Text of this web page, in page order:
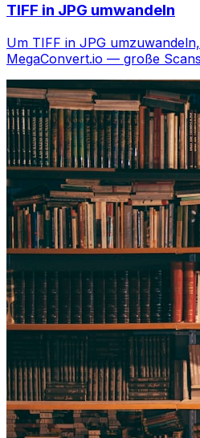
TIFF in JPG umwandeln
Um TIFF in JPG
MegaConvert.io — große